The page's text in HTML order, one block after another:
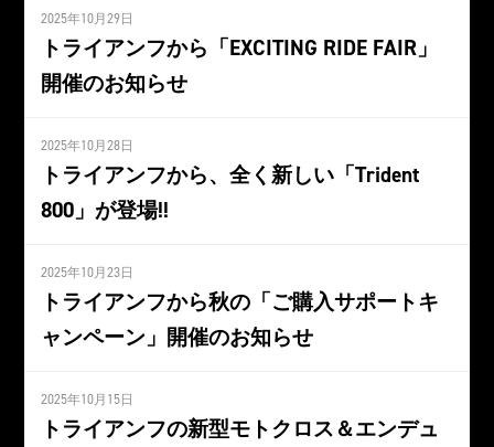
2025年10月29日
トライアンフから「EXCITING RIDE FAIR」
開催のお知らせ
2025年10月28日
トライアンフから、全く新しい「Trident
800」が登場!!
2025年10月23日
トライアンフから秋の「ご購入サポートキ
ャンペーン」開催のお知らせ
2025年10月15日
トライアンフの新型モトクロス＆エンデュ